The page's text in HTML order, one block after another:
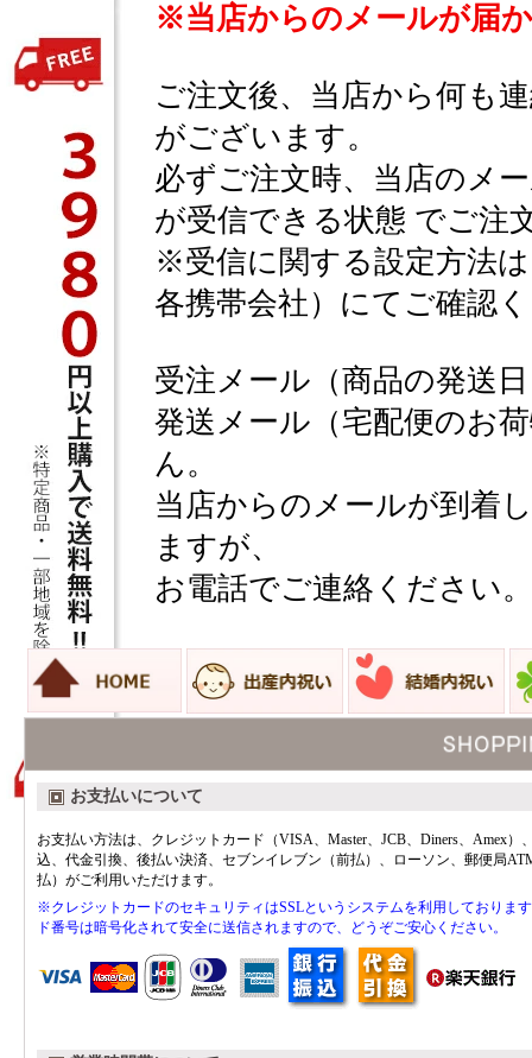
※当店からのメールが届
ご注文後、当店から何も
がございます。
必ずご注文時、当店のメ
が受信できる状態 でご注
※受信に関する設定方法
各携帯会社）にてご確認
受注メール（商品の発送
発送メール（宅配便のお
ん。
当店からのメールが到着
ますが、
お電話でご連絡ください
お支払いについて
お支払い方法は、クレジットカード（VISA、Master、JCB、Diners、Amex）
込、代金引換、後払い決済、セブンイレブン（前払）、ローソン、郵便局
払）がご利用いただけます。
※クレジットカードのセキュリティはSSLというシステムを利用しておりま
ド番号は暗号化されて安全に送信されますので、どうぞご安心ください。